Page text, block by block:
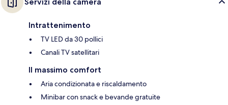
Intrattenimento
TV LED da 30 pollici
Canali TV satellitari
Il massimo comfort
Aria condizionata e riscaldamento
Minibar con snack e bevande gratuite